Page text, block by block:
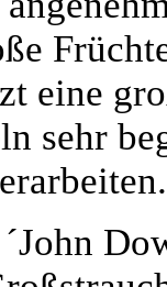
eine
sehr